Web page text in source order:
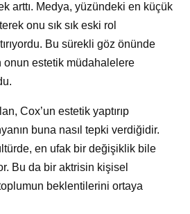
arttı. Medya, yüzündeki en küçük
onu sık sık eski rol
Bu sürekli göz önünde
estetik müdahalelere
Cox’un estetik yaptırıp
buna nasıl tepki verdiğidir.
en ufak bir değişiklik bile
Bu da bir aktrisin kişisel
beklentilerini ortaya